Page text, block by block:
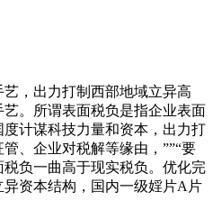
，出力打制西部地域立异高
。所谓表面税负是指企业表面
计谋科技力量和资本，出力打
、企业对税解等缘由，””“要
负一曲高于现实税负。优化完
资本结构，国内一级婬片A片